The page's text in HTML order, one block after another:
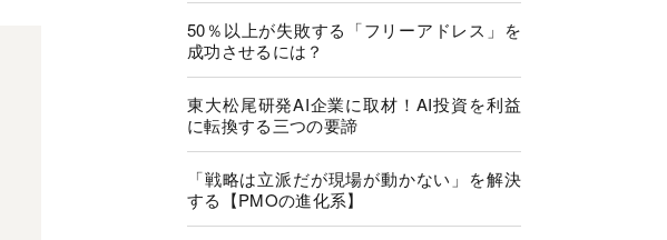
50％以上が失敗する「フリーアドレス」を
成功させるには？
東大松尾研発AI企業に取材！AI投資を利益
に転換する三つの要諦
「戦略は立派だが現場が動かない」を解決
する【PMOの進化系】